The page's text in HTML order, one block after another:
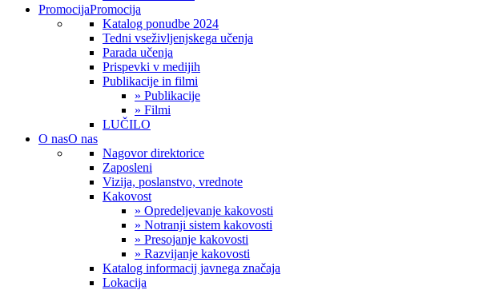
PromocijaPromocija
Katalog ponudbe 2024
Tedni vseživljenjskega učenja
Parada učenja
Prispevki v medijih
Publikacije in filmi
» Publikacije
» Filmi
LUČILO
O nasO nas
Nagovor direktorice
Zaposleni
Vizija, poslanstvo, vrednote
Kakovost
» Opredeljevanje kakovosti
» Notranji sistem kakovosti
» Presojanje kakovosti
» Razvijanje kakovosti
Katalog informacij javnega značaja
Lokacija